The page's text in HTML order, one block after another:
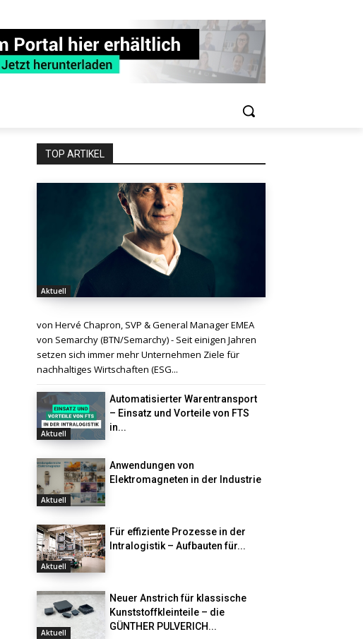
TOP ARTIKEL
Aktuell
von Hervé Chapron, SVP & General Manager EMEA
von Semarchy (BTN/Semarchy) - Seit einigen Jahren
setzen sich immer mehr Unternehmen Ziele für
nachhaltiges Wirtschaften (ESG...
Aktuell
Automatisierter Warentransport
– Einsatz und Vorteile von FTS
in...
Aktuell
Anwendungen von
Elektromagneten in der Industrie
Aktuell
Für effiziente Prozesse in der
Intralogistik – Aufbauten für...
Aktuell
Neuer Anstrich für klassische
Kunststoffkleinteile – die
GÜNTHER PULVERICH...